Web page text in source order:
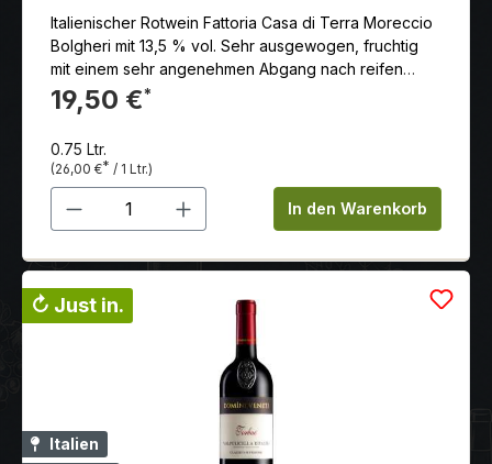
Italienischer Rotwein Fattoria Casa di Terra Moreccio
Bolgheri mit 13,5 % vol. Sehr ausgewogen, fruchtig
mit einem sehr angenehmen Abgang nach reifen
roten Beeren.
19,50 €*
0.75 Ltr.
(26,00 €* / 1 Ltr.)
Produkt Anzahl: Gib denIn den Warenkorb
↻ Just in.
Italien